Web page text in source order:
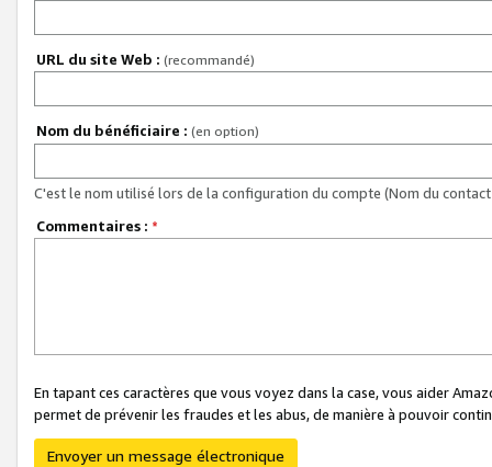
URL du site Web : (recommandé)
Nom du bénéficiaire : (en option)
C'est le nom utilisé lors de la configuration du compte (Nom du
Commentaires : *
En tapant ces caractères que vous voyez dans la case, vous aider
permet de prévenir les fraudes et les abus, de manière à pouvoir
Envoyer un message électronique